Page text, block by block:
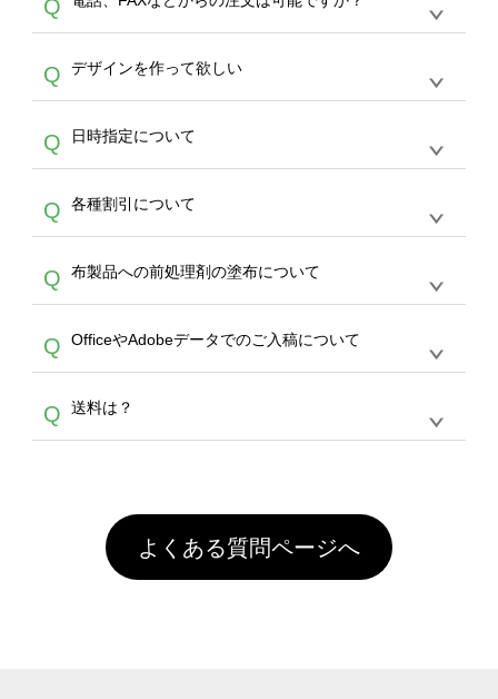
は、サポートが担当するエコバッグコンシェル
やタンブラーコンシェルをご利用ください。製
作する数量が多ければ多いほど、オンデマンド
サービスよりも低価格で製作することが可能で
す。
ドできるデータ形式は、JPG / PNG / AI / PSD /
PDF 形式になります。データの最大サイズ
写真などもアップロード可能です。使用できな
い画像はエラーになります。（※ Illustratorか
らの直接入稿には対応していません。AIで保存
し、デザインツールからアップロードして下さ
い）
Q
A
文のみ受け付けております。30個以上のご製
作をお考えの方は、サポートが担当するエコバ
スをご利用頂ければ、電話やFAX、メールなど
でご注文が可能です。
Q デザインを作って欲しい
A
を作って欲しい。などの場合は、製作数量が
30個以上であれば、サポート担当が、デザイ
バッグコンシェル
サー
ビスをご利用ください。(※ 30個以下の場合
は、デザインツールをご利用ください)
Q 日時指定について
A
ん。発送後18時以降に配送業者・伝票番号を
メールでお知らせいたしますので、直接配送業
者にご連絡いただき調整をお願い致します。
Q 各種割引について
A
カート内で自動的に割引(最大50%)が適用され
ます。 【付与ポイント】購入金額の1％が1ポ
イントとして付与され、次回ご注文時に1ポイ
ント＝1円としてお使いいただけます。ポイン
トは発送完了の翌日に付与され、次回ご注文時
からご利用頂けます。ポイントの有効期限は一
年間です。【会員ランク】過去10カ月のご注
文回数により会員ランク割引(最大5%)が適用
頂いても、ログインがされていなければ、ラン
クにカウントがされません。
Q 布製品への前処理剤の塗布について
A
意点（前処理剤）】カラー生地（Tシャツのホ
ワイト、トートバッグのナチュラル、ホワイト
といって、プリントを定着させるための処理剤
を塗布しており、短納期・低価格で商品をお届
害な性質で、水洗いで落とすことが可能です。
お手数ですが、お客様ご自身にて着用前に落と
していただけますようお願いいたします。※1
通常注文・直送機能でのご注文に関わらず、前
Q OfficeやAdobeデータでのご入稿について
A
ません。いずれのデータも該当デザインのみ画
像(JPEG,PNG,GIF,PDF)に変換、またはAdobe
Q 送料は？
引」などによるお値引きで4,000円未満になる
場合は送料がかかりますので、ご注意くださ
い。
よくある質問ページへ